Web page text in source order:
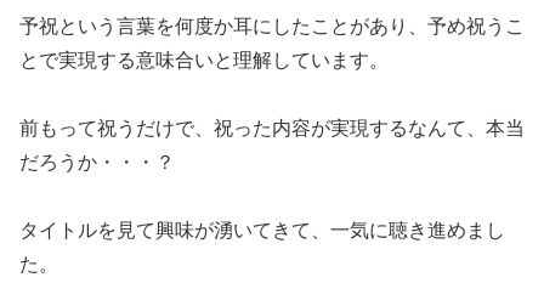
予祝という言葉を何度か耳にしたことがあり、予め祝うこ
とで実現する意味合いと理解しています。
前もって祝うだけで、祝った内容が実現するなんて、本当
だろうか・・・？
タイトルを見て興味が湧いてきて、一気に聴き進めまし
た。